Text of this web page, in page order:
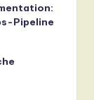
Pipeline